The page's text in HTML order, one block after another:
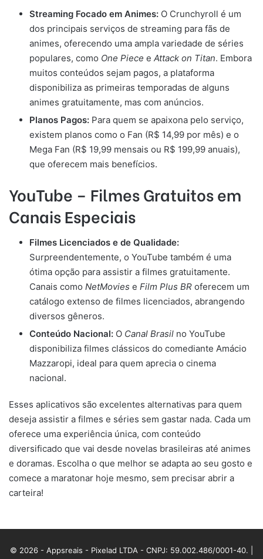
Streaming Focado em Animes: O Crunchyroll é um
dos principais serviços de streaming para fãs de
animes, oferecendo uma ampla variedade de séries
populares, como One Piece e Attack on Titan. Embora
muitos conteúdos sejam pagos, a plataforma
disponibiliza as primeiras temporadas de alguns
animes gratuitamente, mas com anúncios.
Planos Pagos: Para quem se apaixona pelo serviço,
existem planos como o Fan (R$ 14,99 por mês) e o
Mega Fan (R$ 19,99 mensais ou R$ 199,99 anuais),
que oferecem mais benefícios.
YouTube – Filmes Gratuitos em
Canais Especiais
Filmes Licenciados e de Qualidade:
Surpreendentemente, o YouTube também é uma
ótima opção para assistir a filmes gratuitamente.
Canais como NetMovies e Film Plus BR oferecem um
catálogo extenso de filmes licenciados, abrangendo
diversos gêneros.
Conteúdo Nacional: O Canal Brasil no YouTube
disponibiliza filmes clássicos do comediante Amácio
Mazzaropi, ideal para quem aprecia o cinema
nacional.
Esses aplicativos são excelentes alternativas para quem
deseja assistir a filmes e séries sem gastar nada. Cada um
oferece uma experiência única, com conteúdo
diversificado que vai desde novelas brasileiras até animes
e doramas. Escolha o que melhor se adapta ao seu gosto e
comece a maratonar hoje mesmo, sem precisar abrir a
carteira!
© 2026 - Appsreais - Pixelad LTDA - CNPJ: 59.002.486/0001-40. |